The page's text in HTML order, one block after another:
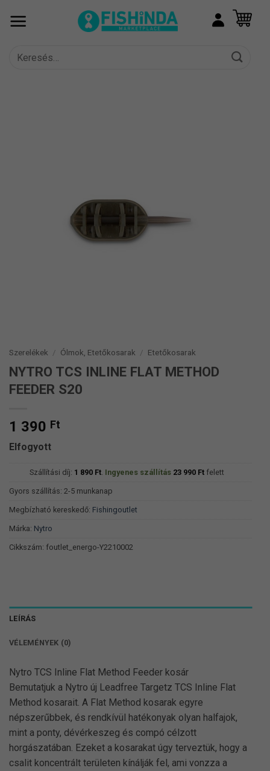
Keresés
Szerelékek / Ólmok, Etetőkosarak / Etetőkosarak
NYTRO TCS INLINE FLAT METHOD
FEEDER S20
1 390 Ft
Elfogyott
Szállítási díj: 1 890 Ft. Ingyenes szállítás 23 990 Ftfelett
Gyors szállítás: 2-5 munkanap
Megbízható kereskedő: Fishingoutlet
Márka: Nytro
Cikkszám: foutlet_energo-Y2210002
LEÍRÁS
VÉLEMÉNYEK (0)
Nytro TCS Inline Flat Method Feeder kosár
Bemutatjuk a Nytro új Leadfree Targetz TCS Inline Flat
Method kosarait. A Flat Method kosarak egyre
népszerűbbek, és rendkívül hatékonyak olyan halfajok,
mint a ponty, dévérkeszeg és compó célzott
horgászatában. Ezeket a kosarakat úgy terveztük, hogy a
csalit koncentrált területen kínálják fel, ami vonzza a